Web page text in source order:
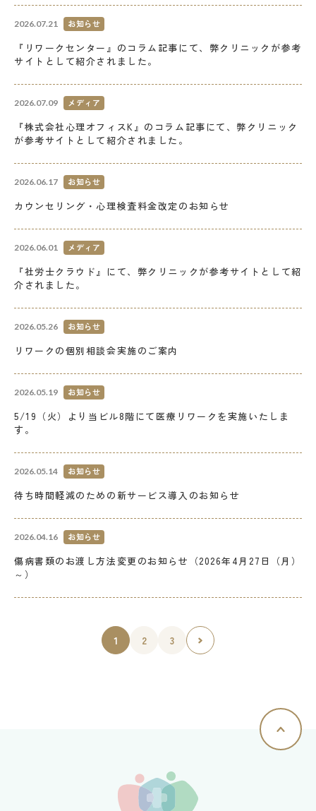
2026.07.21 お知らせ
『リワークセンター』のコラム記事にて、弊クリニックが参考
サイトとして紹介されました。
2026.07.09 メディア
『株式会社心理オフィスK』のコラム記事にて、弊クリニック
が参考サイトとして紹介されました。
2026.06.17 お知らせ
カウンセリング・心理検査料金改定のお知らせ
2026.06.01 メディア
『社労士クラウド』にて、弊クリニックが参考サイトとして紹
介されました。
2026.05.26 お知らせ
リワークの個別相談会実施のご案内
2026.05.19 お知らせ
5/19（火）より当ビル8階にて医療リワークを実施いたしま
す。
2026.05.14 お知らせ
待ち時間軽減のための新サービス導入のお知らせ
2026.04.16 お知らせ
傷病書類のお渡し方法変更のお知らせ（2026年4月27日（月）
～）
1 2 3